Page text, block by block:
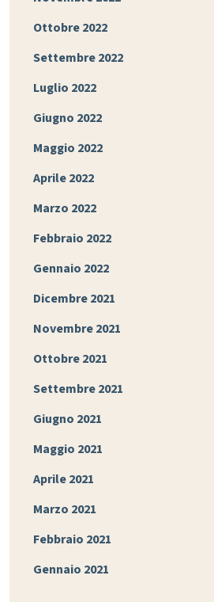
Ottobre 2022
Settembre 2022
Luglio 2022
Giugno 2022
Maggio 2022
Aprile 2022
Marzo 2022
Febbraio 2022
Gennaio 2022
Dicembre 2021
Novembre 2021
Ottobre 2021
Settembre 2021
Giugno 2021
Maggio 2021
Aprile 2021
Marzo 2021
Febbraio 2021
Gennaio 2021